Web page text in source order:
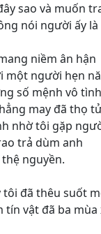
sao và muốn
nói người ấy là
niềm ân hận
một người hẹn
số mệnh vô tình
may đã thọ
nhờ tôi gặp
trả dùm anh
nguyền.
đã thêu suốt
vật đã ba mùa